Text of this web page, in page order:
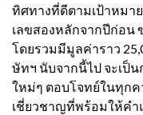
ทิศทางที่ดีตามเป้าหมา
เลขสองหลักจากปีก่อน
โดยรวมมีมูลค่าราว
ษัทฯ นับจากนี้ไป จะเป็
ใหม่ๆ ตอบโจทย์ในทุก
เชี่ยวชาญที่พร้อมให้คำ